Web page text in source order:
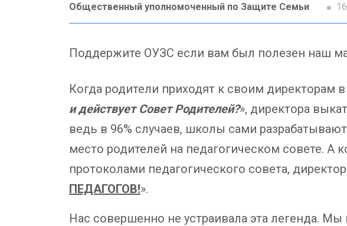
Общественный уполномоченный по Защите Семьи
Поддержите ОУЗС если вам был полезен наш
Когда родители приходят к своим директорам
и действует Совет Родителей?», директора
ведь в 96% случаев, школы сами
место родителей на педагогическом совете. А
протоколами педагогического совета,
ПЕДАГОГОВ!».
Нас совершенно не устраивала эта легенда.